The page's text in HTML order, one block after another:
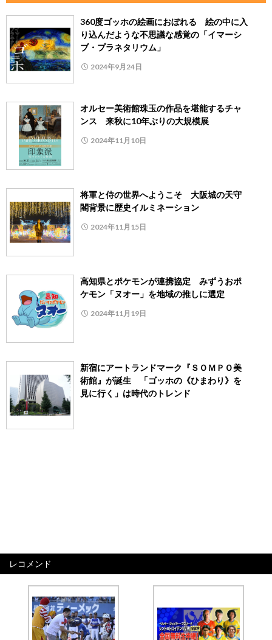
360度ゴッホの絵画におぼれる 絵の中に入
り込んだような不思議な感覚の「イマーシ
ブ・プラネタリウム」
2024年9月24日
オルセー美術館珠玉の作品を堪能するチャ
ンス 来秋に10年ぶりの大規模展
2024年11月10日
将軍と侍の世界へようこそ 大阪城の天守
閣背景に歴史イルミネーション
2024年11月15日
高知県とポケモンが連携協定 みずうおポ
ケモン「ヌオー」を地域の推しに選定
2024年11月19日
新宿にアートランドマーク『ＳＯＭＰＯ美
術館』が誕生 「ゴッホの《ひまわり》を
見に行く」は時代のトレンド
レコメンド